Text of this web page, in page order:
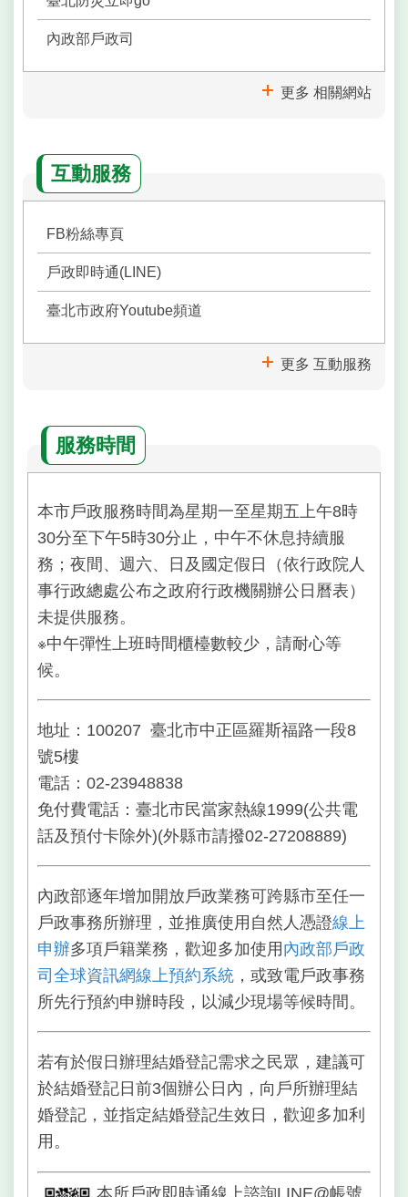
內政部戶政司
更多 相關網站
互動服務
FB粉絲專頁
戶政即時通(LINE)
臺北市政府Youtube頻道
更多 互動服務
服務時間
本市戶政服務時間為星期一至星期五上午8時
30分至下午5時30分止，中午不休息持續服
務；夜間、週六、日及國定假日（依行政院人
事行政總處公布之政府行政機關辦公日曆表）
未提供服務。
※中午彈性上班時間櫃檯數較少，請耐心等
候。
地址：100207 臺北市中正區羅斯福路一段8
號5樓
電話：02-23948838
免付費電話：臺北市民當家熱線1999(公共電
話及預付卡除外)(外縣市請撥02-27208889)
內政部逐年增加開放戶政業務可跨縣市至任一
戶政事務所辦理，並推廣使用自然人憑證線上
申辦多項戶籍業務，歡迎多加使用 內政部戶政
司全球資訊網線上預約系統 ，或致電戶政事務
所先行預約申辦時段，以減少現場等候時間。
若有於假日辦理結婚登記需求之民眾，建議可
於結婚登記日前3個辦公日內，向戶所辦理結
婚登記，並指定結婚登記生效日，歡迎多加利
用。